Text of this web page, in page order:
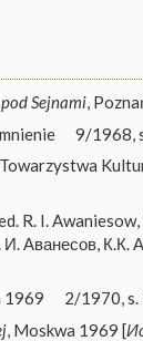
Sejnami,
9/1968,
R. I.
И. Аванесов, К.К.
1969
2/1970,
, Moskwa 1969 [